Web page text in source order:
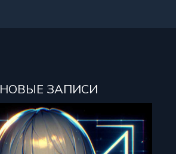
НОВЫЕ ЗАПИСИ